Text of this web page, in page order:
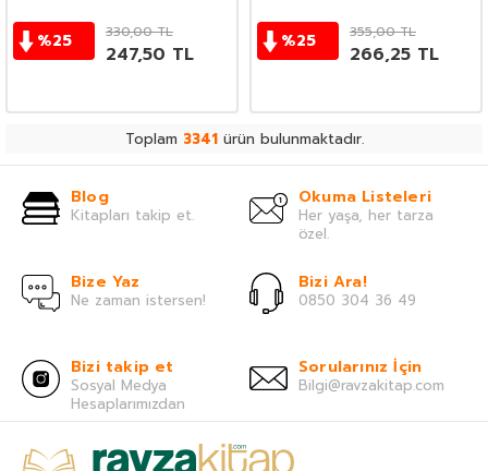
%25 330,00TL
247,50 TL
%25 355,00TL
266,25 TL
Toplam 3341ürün bulunmaktadır.
Blog
Kitapları takip et.
Okuma Listeleri
Her yaşa, her tarza
özel.
Bize Yaz
Ne zaman istersen!
Bizi Ara!
0850 304 36 49
Bizi takip et
Sosyal Medya
Hesaplarımızdan
Sorularınız İçin
Bilgi@ravzakitap.com